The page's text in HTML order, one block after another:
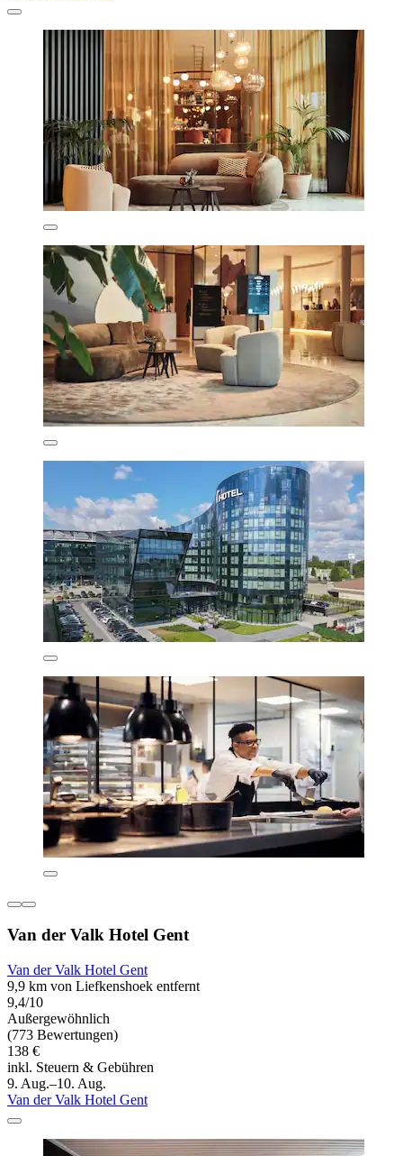
Van der Valk Hotel Gent
Van der Valk Hotel Gent
9,9 km von Liefkenshoek entfernt
9,4/10
Außergewöhnlich
(773 Bewertungen)
138 €
inkl. Steuern & Gebühren
9. Aug.–10. Aug.
Van der Valk Hotel Gent